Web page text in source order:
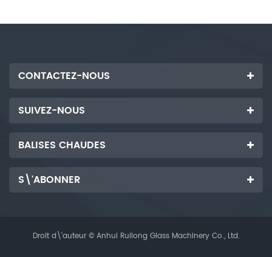
CONTACTEZ-NOUS
SUIVEZ-NOUS
BALISES CHAUDES
S\'ABONNER
Droit d\'auteur © Anhui Ruilong Glass Machinery Co., Ltd.